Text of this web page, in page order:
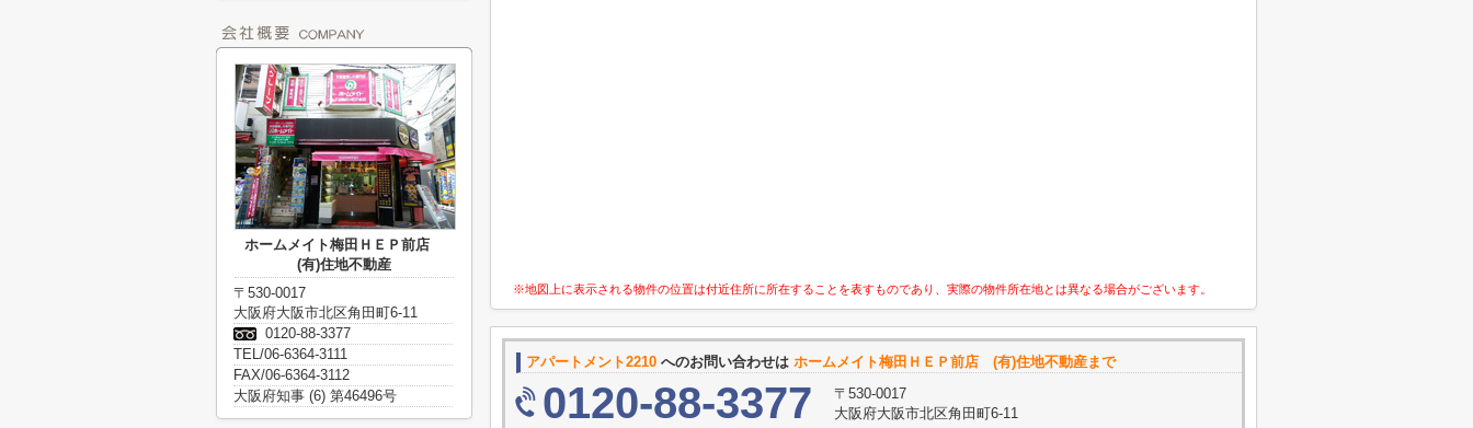
※地図上に表示される物件の位置は付近住所に所在することを表すものであり、実際の物件所在地とは異なる場合がございます。
アパートメント2210 へのお問い合わせは ホームメイト梅田ＨＥＰ前店 (有)住地不動産まで
0120-88-3377
〒530-0017
大阪府大阪市北区角田町6-11
ホームメイト梅田ＨＥＰ前店
(有)住地不動産
〒530-0017
大阪府大阪市北区角田町6-11
0120-88-3377
TEL/06-6364-3111
FAX/06-6364-3112
大阪府知事 (6) 第46496号